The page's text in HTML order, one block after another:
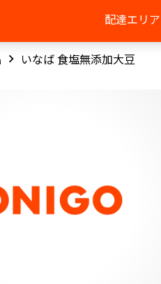
配達エリア
いなば 食塩無添加大豆